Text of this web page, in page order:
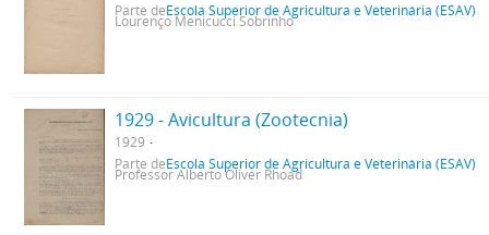
Parte deEscola Superior de Agricultura e Veterinária (ESAV)
Lourenço Menicucci Sobrinho
1929 - Avicultura (Zootecnia)
1929
Parte deEscola Superior de Agricultura e Veterinária (ESAV)
Professor Alberto Oliver Rhoad